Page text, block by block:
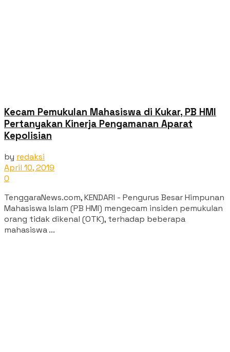
Kecam Pemukulan Mahasiswa di Kukar, PB HMI
Pertanyakan Kinerja Pengamanan Aparat
Kepolisian
by redaksi
April 10, 2019
0
TenggaraNews.com, KENDARI - Pengurus Besar Himpunan
Mahasiswa Islam (PB HMI) mengecam insiden pemukulan
orang tidak dikenal (OTK), terhadap beberapa
mahasiswa ...